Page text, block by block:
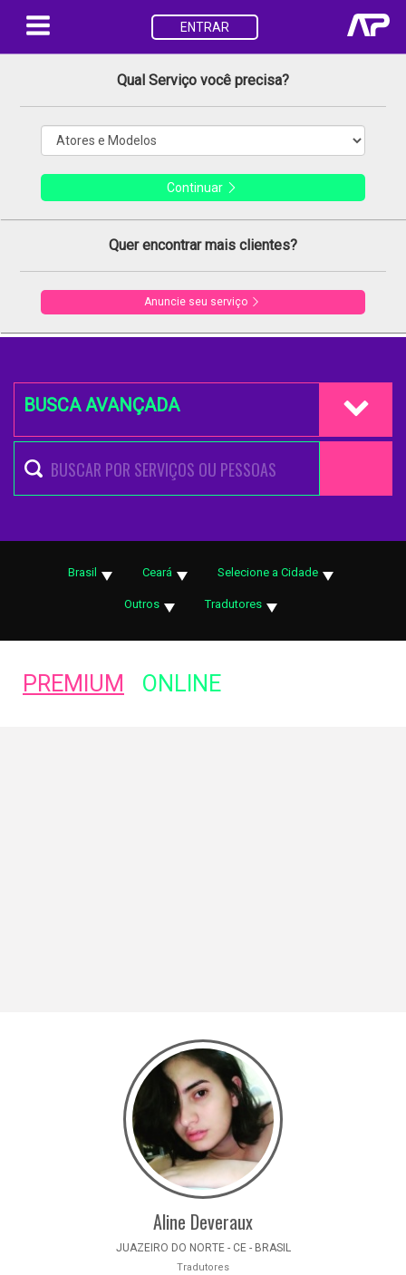
ENTRAR
Qual Serviço você precisa?
Continuar
Quer encontrar mais clientes?
Anuncie seu serviço
BUSCA AVANÇADA
Brasil Ceará Selecione a Cidade
Outros Tradutores
PREMIUM ONLINE
Aline Deveraux
JUAZEIRO DO NORTE - CE - BRASIL
Tradutores